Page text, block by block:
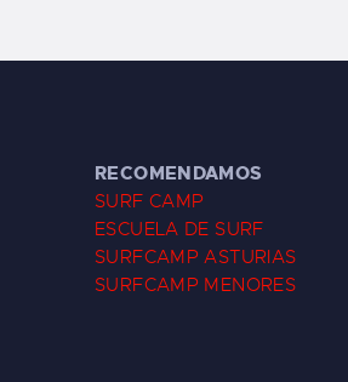
RECOMENDAMOS
SURF CAMP
ESCUELA DE SURF
SURFCAMP ASTURIAS
SURFCAMP MENORES